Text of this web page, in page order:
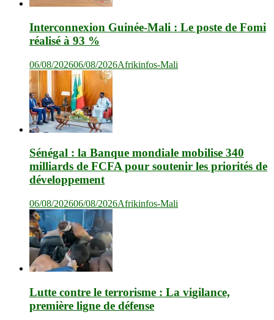
Interconnexion Guinée-Mali : Le poste de Fomi
réalisé à 93 %
06/08/202606/08/2026Afrikinfos-Mali
Sénégal : la Banque mondiale mobilise 340
milliards de FCFA pour soutenir les priorités de
développement
06/08/202606/08/2026Afrikinfos-Mali
Lutte contre le terrorisme : La vigilance,
première ligne de défense